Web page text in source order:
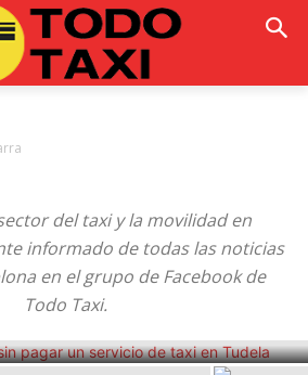
huyen sin pagar un
Tudela